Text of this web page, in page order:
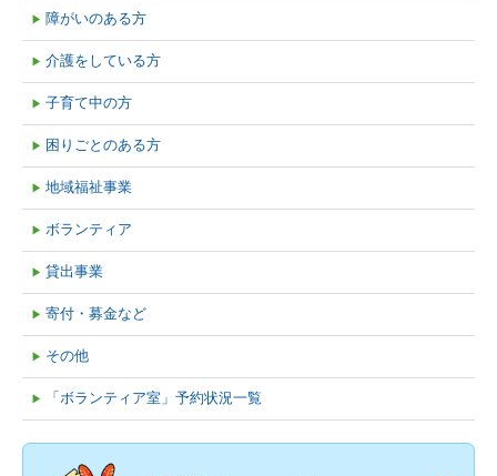
▶ 障がいのある方
▶ 介護をしている方
▶ 子育て中の方
▶ 困りごとのある方
▶ 地域福祉事業
▶ ボランティア
▶ 貸出事業
▶ 寄付・募金など
▶ その他
▶ 「ボランティア室」予約状況一覧